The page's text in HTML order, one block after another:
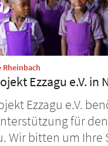
Rheinbach
Ezzagu e.V. in
Ezzagu e.V.
für den
Wir bitten um Ihre